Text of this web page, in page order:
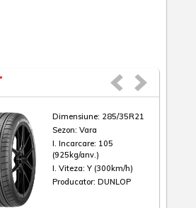
Dimensiune: 285/35R21
Sezon:Vara
I. Incarcare: 105
(925kg/anv.)
I. Viteza:Y (300km/h)
Producator:DUNLOP